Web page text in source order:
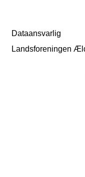
Dataansvarlig
Landsforeningen